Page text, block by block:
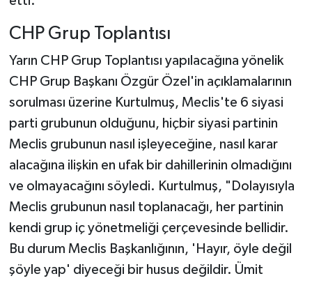
CHP Grup Toplantısı
Yarın CHP Grup Toplantısı yapılacağına yönelik
CHP Grup Başkanı Özgür Özel'in açıklamalarının
sorulması üzerine Kurtulmuş, Meclis'te 6 siyasi
parti grubunun olduğunu, hiçbir siyasi partinin
Meclis grubunun nasıl işleyeceğine, nasıl karar
alacağına ilişkin en ufak bir dahillerinin olmadığını
ve olmayacağını söyledi. Kurtulmuş, "Dolayısıyla
Meclis grubunun nasıl toplanacağı, her partinin
kendi grup iç yönetmeliği çerçevesinde bellidir.
Bu durum Meclis Başkanlığının, 'Hayır, öyle değil
şöyle yap' diyeceği bir husus değildir. Ümit